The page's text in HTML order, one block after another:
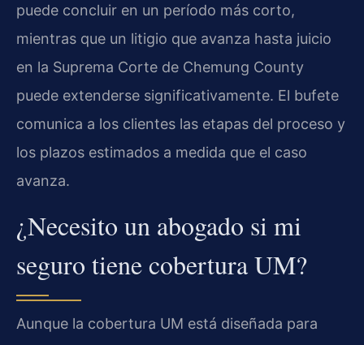
puede concluir en un período más corto,
mientras que un litigio que avanza hasta juicio
en la Suprema Corte de Chemung County
puede extenderse significativamente. El bufete
comunica a los clientes las etapas del proceso y
los plazos estimados a medida que el caso
avanza.
¿Necesito un abogado si mi
seguro tiene cobertura UM?
Aunque la cobertura UM está diseñada para